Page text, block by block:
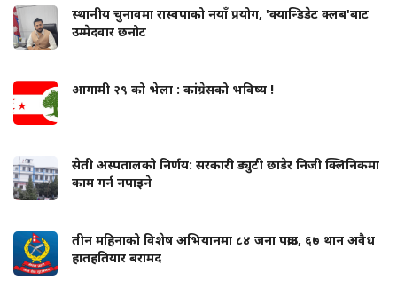
स्थानीय चुनावमा रास्वपाको नयाँ प्रयोग, 'क्यान्डिडेट क्लब'बाट
उम्मेदवार छनोट
आगामी २९ को भेला : कांग्रेसको भविष्य !
सेती अस्पतालको निर्णय: सरकारी ड्युटी छाडेर निजी क्लिनिकमा
काम गर्न नपाइने
तीन महिनाको विशेष अभियानमा ८४ जना पक्राउ, ६७ थान अवैध
हातहतियार बरामद